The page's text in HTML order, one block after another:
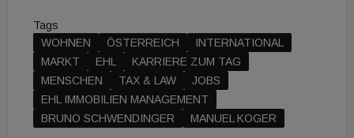
Tags
WOHNEN
ÖSTERREICH
INTERNATIONAL
MARKT
EHL
KARRIERE ZUM TAG
MENSCHEN
TAX & LAW
JOBS
EHL IMMOBILIEN MANAGEMENT
BRUNO SCHWENDINGER
MANUEL KOGER